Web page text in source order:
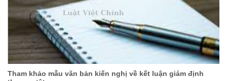
Tham khảo mẫu văn bản kiến nghị về kết luận giám định